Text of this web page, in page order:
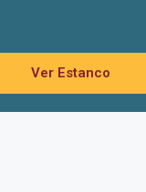
Ver Estanco